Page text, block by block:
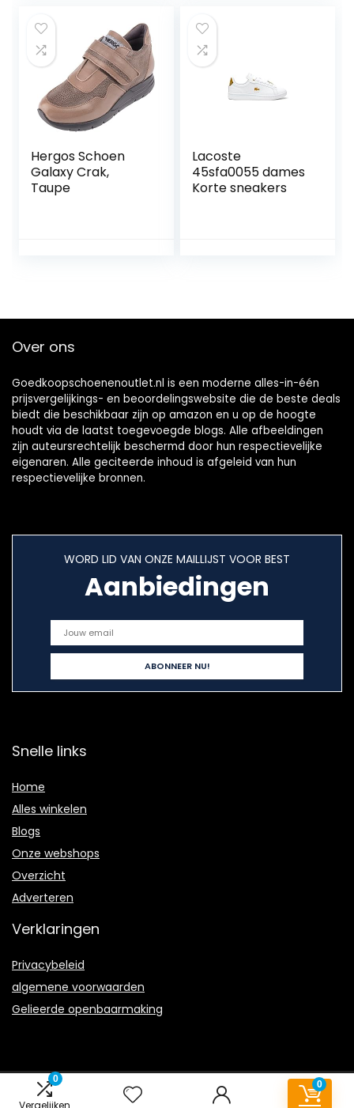
0
Vergelijken
0
Hergos Schoen
Galaxy Crak,
Taupe
Lacoste
45sfa0055 dames
Korte sneakers
Over ons
Goedkoopschoenenoutlet.nl is een moderne alles-in-één
prijsvergelijkings- en beoordelingswebsite die de beste deals
biedt die beschikbaar zijn op amazon en u op de hoogte
houdt via de laatst toegevoegde blogs. Alle afbeeldingen
zijn auteursrechtelijk beschermd door hun respectievelijke
eigenaren. Alle geciteerde inhoud is afgeleid van hun
respectievelijke bronnen.
WORD LID VAN ONZE MAILLIJST VOOR BEST
Aanbiedingen
Snelle links
Home
Alles winkelen
Blogs
Onze webshops
Overzicht
Adverteren
Verklaringen
Privacybeleid
algemene voorwaarden
Gelieerde openbaarmaking
2023 © Goedkoopschoenenoutlet.nl Alle rechten voorbehouden